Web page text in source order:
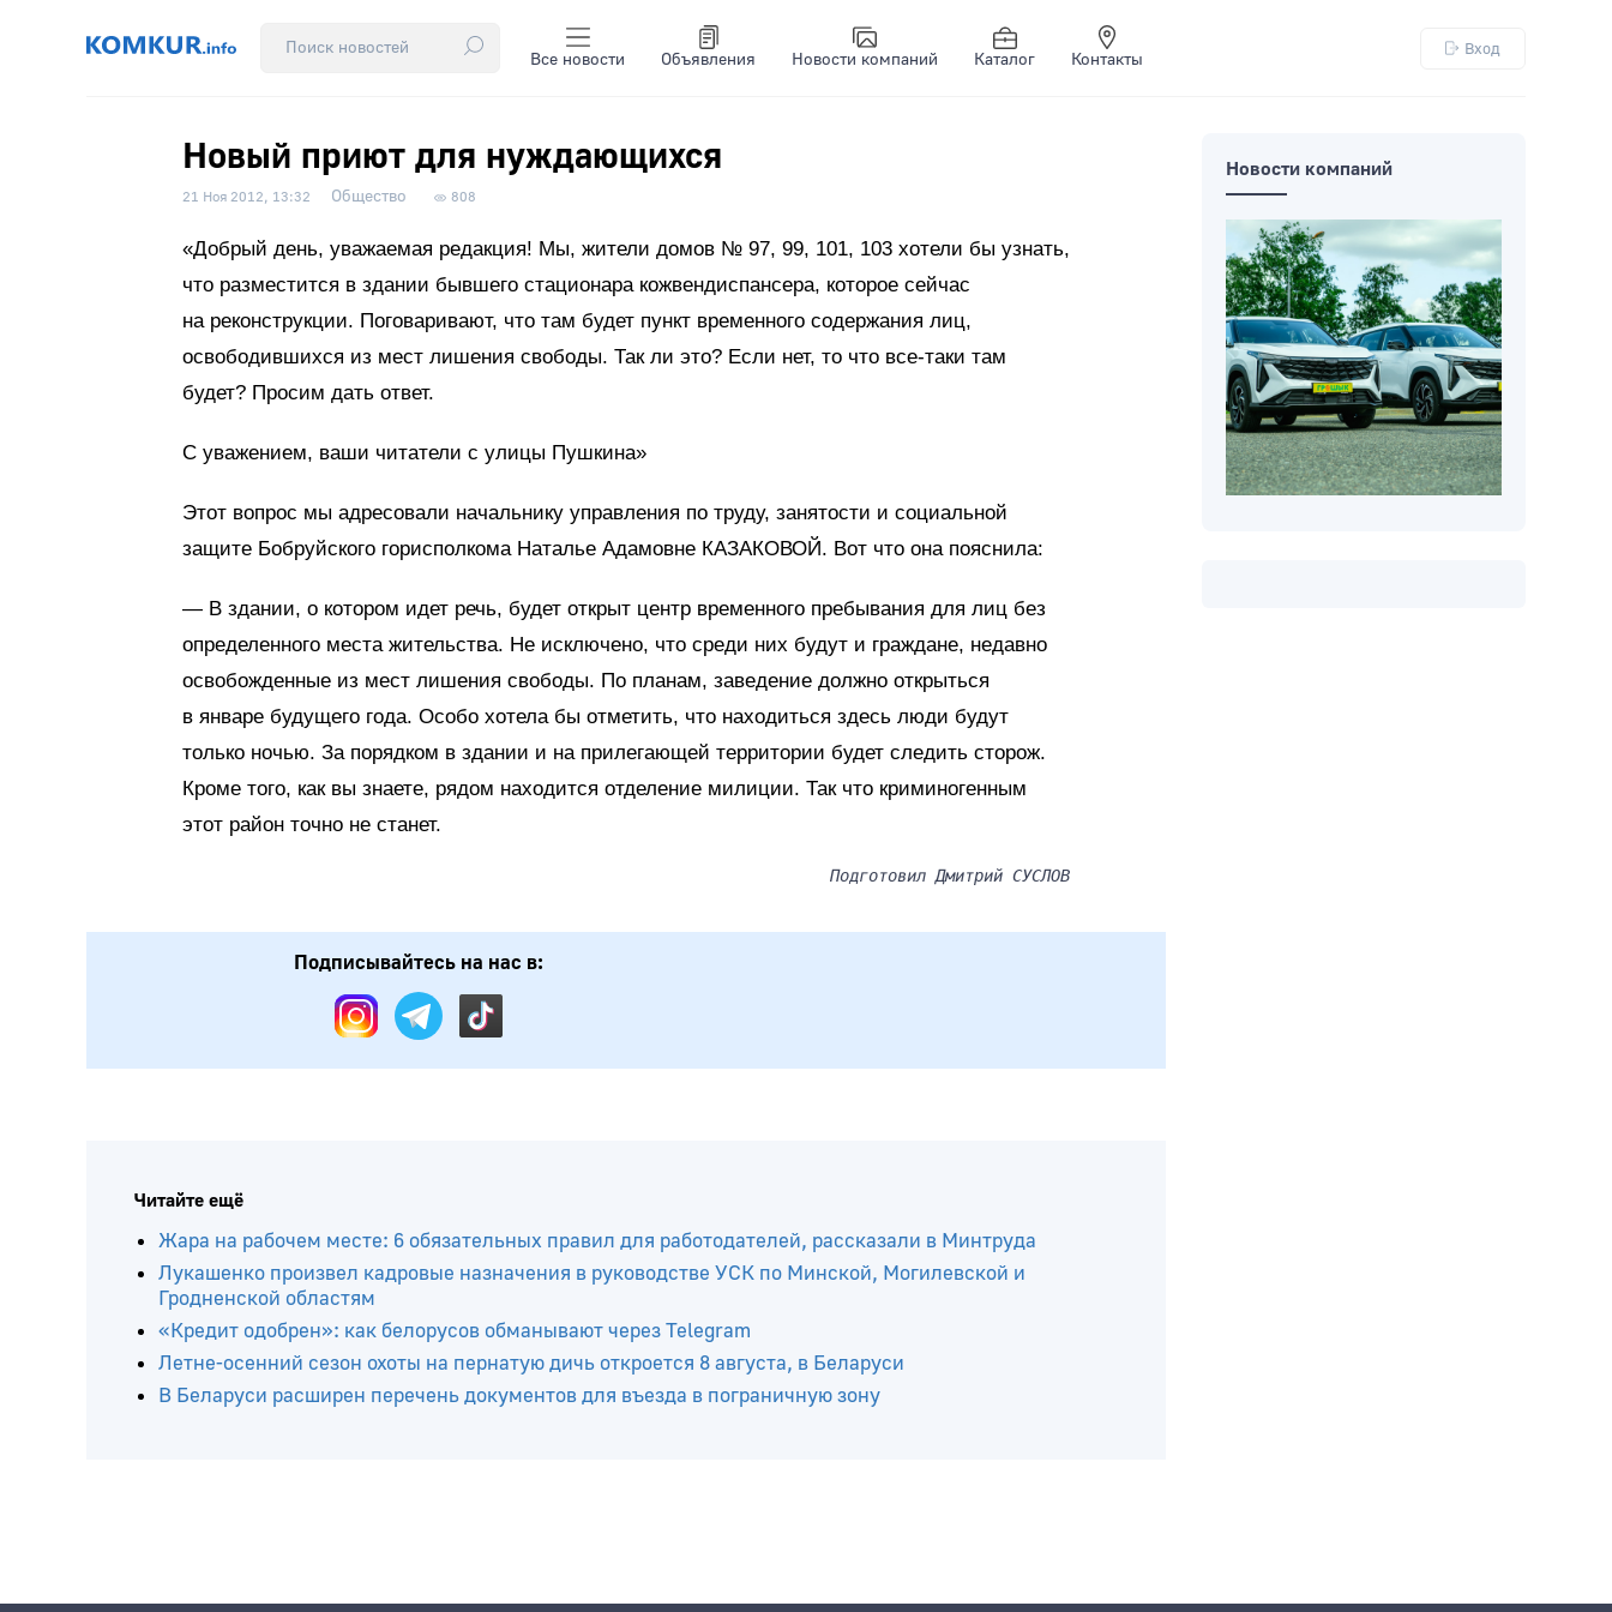
Все новости Объявления Новости компаний Каталог Контакты
Вход
Новый приют для нуждающихся
21 Ноя 2012, 13:32 Общество 808
«Добрый день, уважаемая редакция! Мы, жители домов № 97, 99, 101, 103 хотели бы узнать,
что разместится в здании бывшего стационара кожвендиспансера, которое сейчас
на реконструкции. Поговаривают, что там будет пункт временного содержания лиц,
освободившихся из мест лишения свободы. Так ли это? Если нет, то что все-таки там
будет? Просим дать ответ.
С уважением, ваши читатели с улицы Пушкина»
Этот вопрос мы адресовали начальнику управления по труду, занятости и социальной
защите Бобруйского горисполкома Наталье Адамовне КАЗАКОВОЙ. Вот что она пояснила:
— В здании, о котором идет речь, будет открыт центр временного пребывания для лиц без
определенного места жительства. Не исключено, что среди них будут и граждане, недавно
освобожденные из мест лишения свободы. По планам, заведение должно открыться
в январе будущего года. Особо хотела бы отметить, что находиться здесь люди будут
только ночью. За порядком в здании и на прилегающей территории будет следить сторож.
Кроме того, как вы знаете, рядом находится отделение милиции. Так что криминогенным
этот район точно не станет.
Подготовил Дмитрий СУСЛОВ
Подписывайтесь на нас в:
Читайте ещё
Жара на рабочем месте: 6 обязательных правил для работодателей, рассказали в Минтруда
Лукашенко произвел кадровые назначения в руководстве УСК по Минской, Могилевской и
Гродненской областям
Новости компаний